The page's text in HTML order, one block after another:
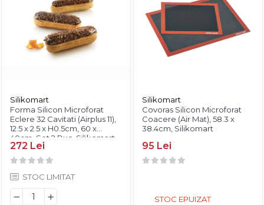
Silikomart
Forma Silicon Microforat
Eclere 32 Cavitati (Airplus 11),
12.5 x 2.5 x H0.5cm, 60 x
40cm, Set 2 Buc, Silikomart
272 Lei
STOC LIMITAT
Silikomart
Covoras Silicon Microforat
Coacere (Air Mat), 58.3 x
38.4cm, Silikomart
95 Lei
STOC EPUIZAT